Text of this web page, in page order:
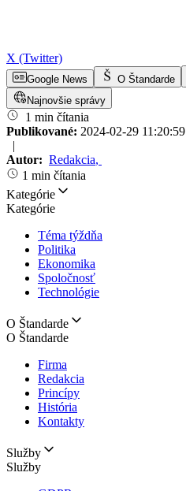
X (Twitter)
Google News O Štandarde
Najnovšie správy
1 min čítania
Publikované: 2024-02-29 11:20:59
|
Autor: Redakcia,
1 min čítania
Kategórie
Kategórie
Téma týždňa
Politika
Ekonomika
Spoločnosť
Technológie
O Štandarde
O Štandarde
Firma
Redakcia
Princípy
História
Kontakty
Služby
Služby